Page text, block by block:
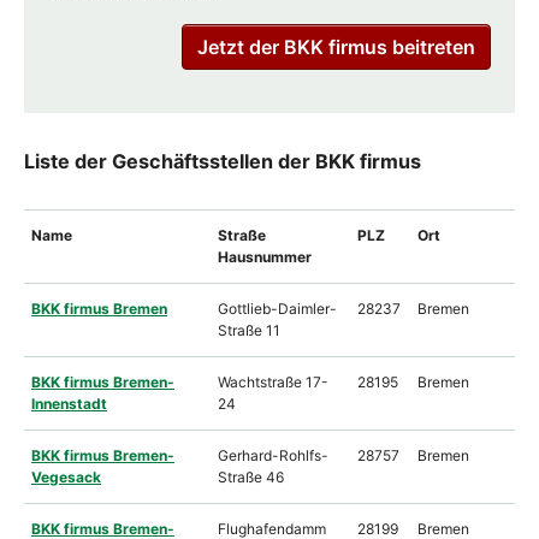
Jetzt der BKK firmus beitreten
Liste der Geschäftsstellen der BKK firmus
Name
Straße
Hausnummer
PLZ Ort
BKK firmus Bremen
Gottlieb-Daimler-
Straße 11
28237 Bremen
BKK firmus Bremen-
Innenstadt
Wachtstraße 17-
24
28195 Bremen
BKK firmus Bremen-
Vegesack
Gerhard-Rohlfs-
Straße 46
28757 Bremen
BKK firmus Bremen-
Flughafendamm
28199 Bremen